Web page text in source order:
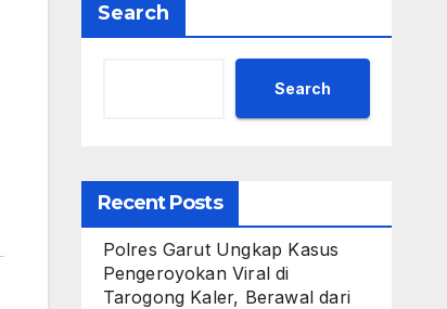
Search
Search
Recent Posts
Polres Garut Ungkap Kasus
Pengeroyokan Viral di
Tarogong Kaler, Berawal dari